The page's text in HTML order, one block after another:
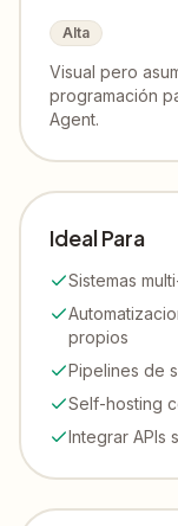
Alta
Visual pero
programación
Agent.
Ideal Para
Sistemas
propios
Pipelines de
Self-hosting
Integrar APIs